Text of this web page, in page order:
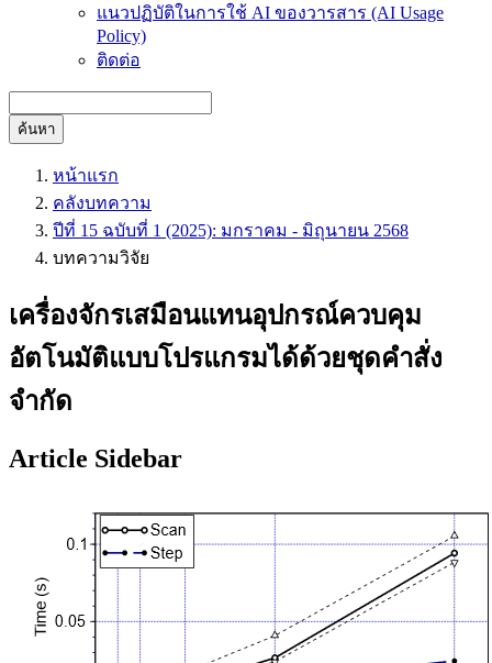
แนวปฏิบัติในการใช้ AI ของวารสาร (AI Usage
Policy)
ติดต่อ
ค้นหา
หน้าแรก
คลังบทความ
ปีที่ 15 ฉบับที่ 1 (2025): มกราคม - มิถุนายน 2568
บทความวิจัย
เครื่องจักรเสมือนแทนอุปกรณ์ควบคุม
อัตโนมัติแบบโปรแกรมได้ด้วยชุดคำสั่ง
จำกัด
Article Sidebar